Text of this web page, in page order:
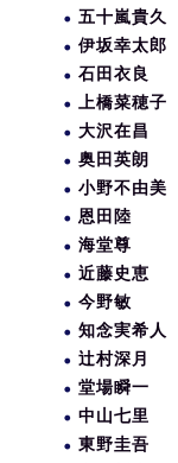
五十嵐貴久
伊坂幸太郎
石田衣良
上橋菜穂子
大沢在昌
奥田英朗
小野不由美
恩田陸
海堂尊
近藤史恵
今野敏
知念実希人
辻村深月
堂場瞬一
中山七里
東野圭吾